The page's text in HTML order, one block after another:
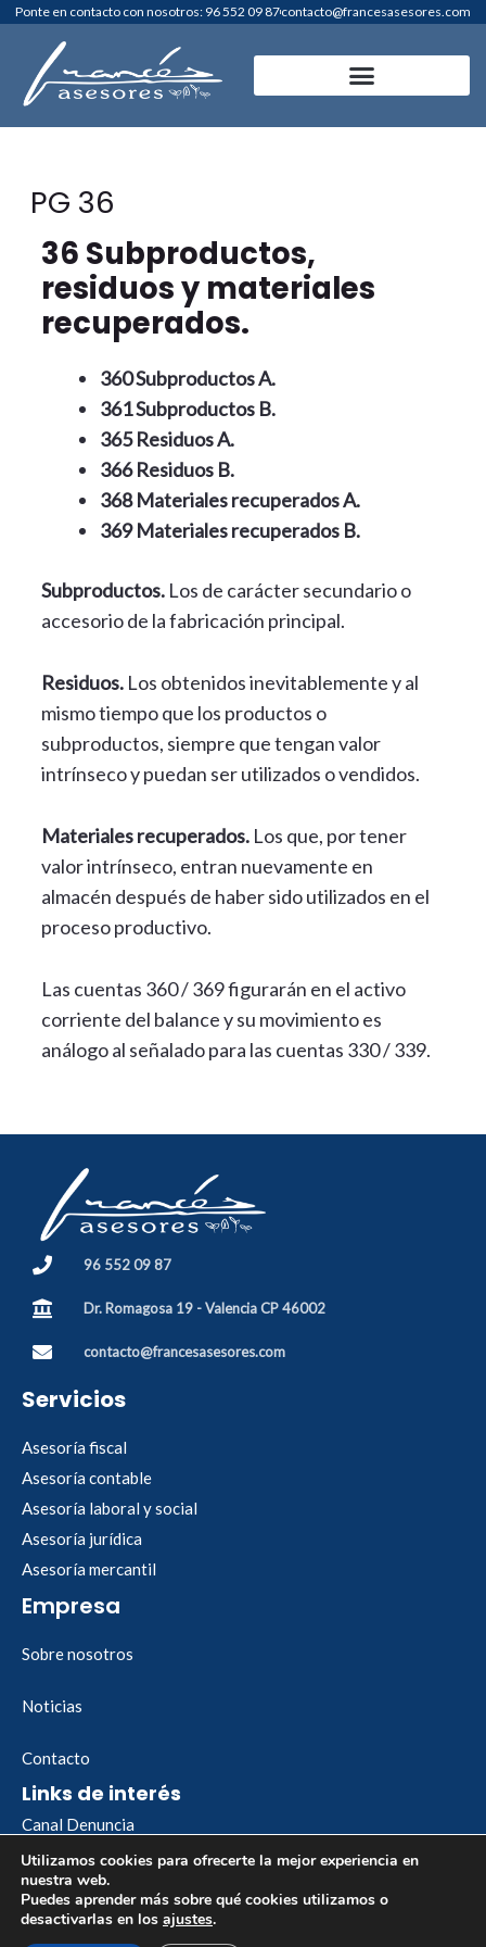
contenido
Ponte en contacto con nosotros: 96 552 09 87contacto@francesasesores.com
PG 36
36 Subproductos,
residuos y materiales
recuperados.
360 Subproductos A.
361 Subproductos B.
365 Residuos A.
366 Residuos B.
368 Materiales recuperados A.
369 Materiales recuperados B.
Subproductos.Los de carácter secundario o
accesorio de la fabricación principal.
Residuos.Los obtenidos inevitablemente y al
mismo tiempo que los productos o
subproductos, siempre que tengan valor
intrínseco y puedan ser utilizados o vendidos.
Materiales recuperados.Los que, por tener
valor intrínseco, entran nuevamente en
almacén después de haber sido utilizados en el
proceso productivo.
Las cuentas 360 / 369 figurarán en el activo
corriente del balance y su movimiento es
análogo al señalado para las cuentas 330 / 339.
96 552 09 87
Dr. Romagosa 19 - Valencia CP 46002
contacto@francesasesores.com
Servicios
Asesoría fiscal
Asesoría contable
Asesoría laboral y social
Asesoría jurídica
Asesoría mercantil
Empresa
Sobre nosotros
Noticias
Contacto
Links de interés
Canal Denuncia
Aviso legalPolítica de cookies
Copyright © 2023 Frances asesores · Design by 💛Baobab
Utilizamos cookies para ofrecerte la mejor experiencia en
nuestra web.
Puedes aprender más sobre qué cookies utilizamos o
desactivarlas en los ajustes.